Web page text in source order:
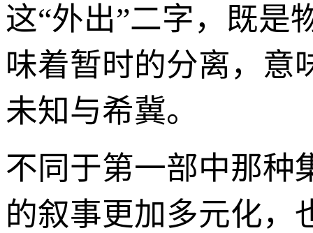
这“外出”二字，既是
味着暂时的分离，意
未知与希冀。
不同于第一部中那种
的叙事更加多元化，